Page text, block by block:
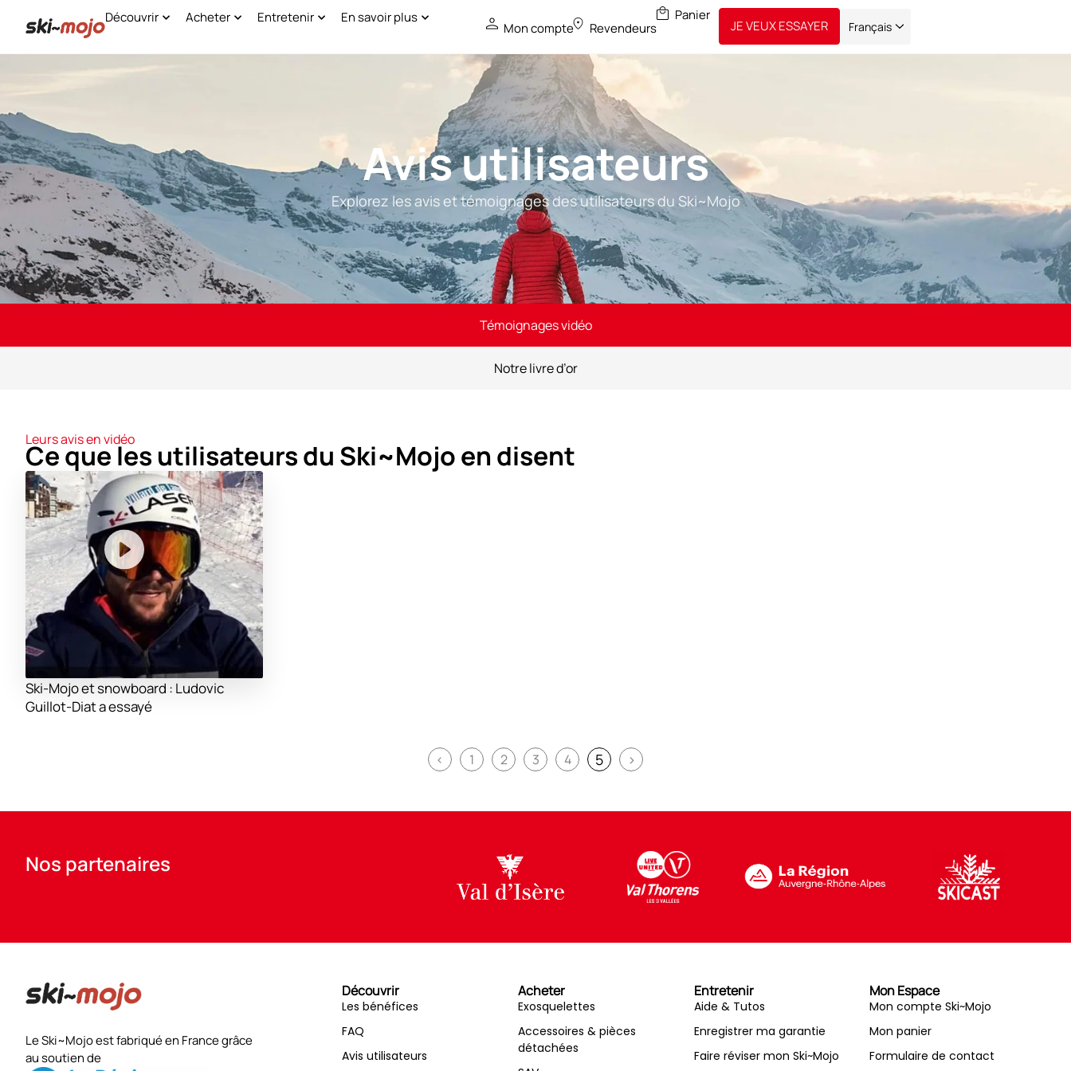
Découvrir Acheter Entretenir En savoir plus
Mon compte Revendeurs JE VEUX ESSAYER Français
Avis utilisateurs
Explorez les avis et témoignages des utilisateurs du Ski~Mojo
Témoignages vidéo
Notre livre d’or
Leurs avis en vidéo
Ce que les utilisateurs du Ski~Mojo en disent
Ski-Mojo et snowboard : Ludovic
Guillot-Diat a essayé
< 1 2 3 4 5 >
Nos partenaires
Le Ski~Mojo est fabriqué en France grâce
au soutien de
Découvrir
Les bénéfices
FAQ
Avis utilisateurs
Acheter
Exosquelettes
Accessoires & pièces
détachées
Entretenir
Aide & Tutos
Enregistrer ma garantie
Faire réviser mon Ski~Mojo
Mon Espace
Mon compte Ski~Mojo
Mon panier
Formulaire de contact